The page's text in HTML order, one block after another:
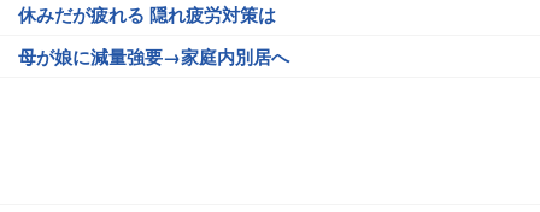
休みだが疲れる 隠れ疲労対策は
母が娘に減量強要→家庭内別居へ